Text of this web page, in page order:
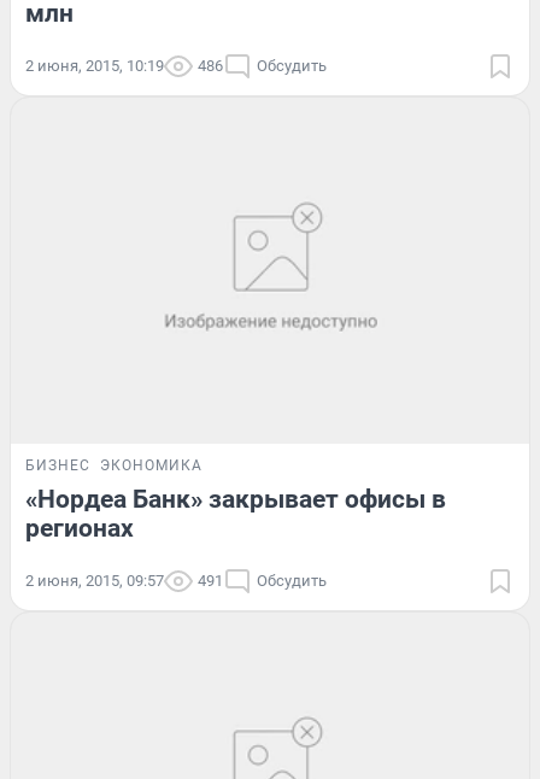
млн
2 июня, 2015, 10:19 486 Обсудить
БИЗНЕС ЭКОНОМИКА
«Нордеа Банк» закрывает офисы в
регионах
2 июня, 2015, 09:57 491 Обсудить